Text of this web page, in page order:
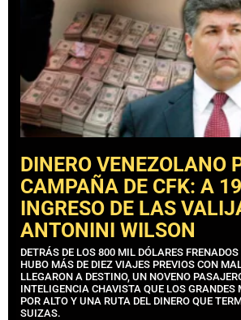
DINERO VENEZOLANO
CAMPAÑA DE CFK: A
INGRESO DE LAS
ANTONINI WILSON
DETRÁS DE LOS 800 MIL DÓLARES
HUBO MÁS DE DIEZ VIAJES PREVIOS CON
LLEGARON A DESTINO, UN NOVENO
INTELIGENCIA CHAVISTA QUE LOS GRANDES
POR ALTO Y UNA RUTA DEL DINERO QUE
SUIZAS.